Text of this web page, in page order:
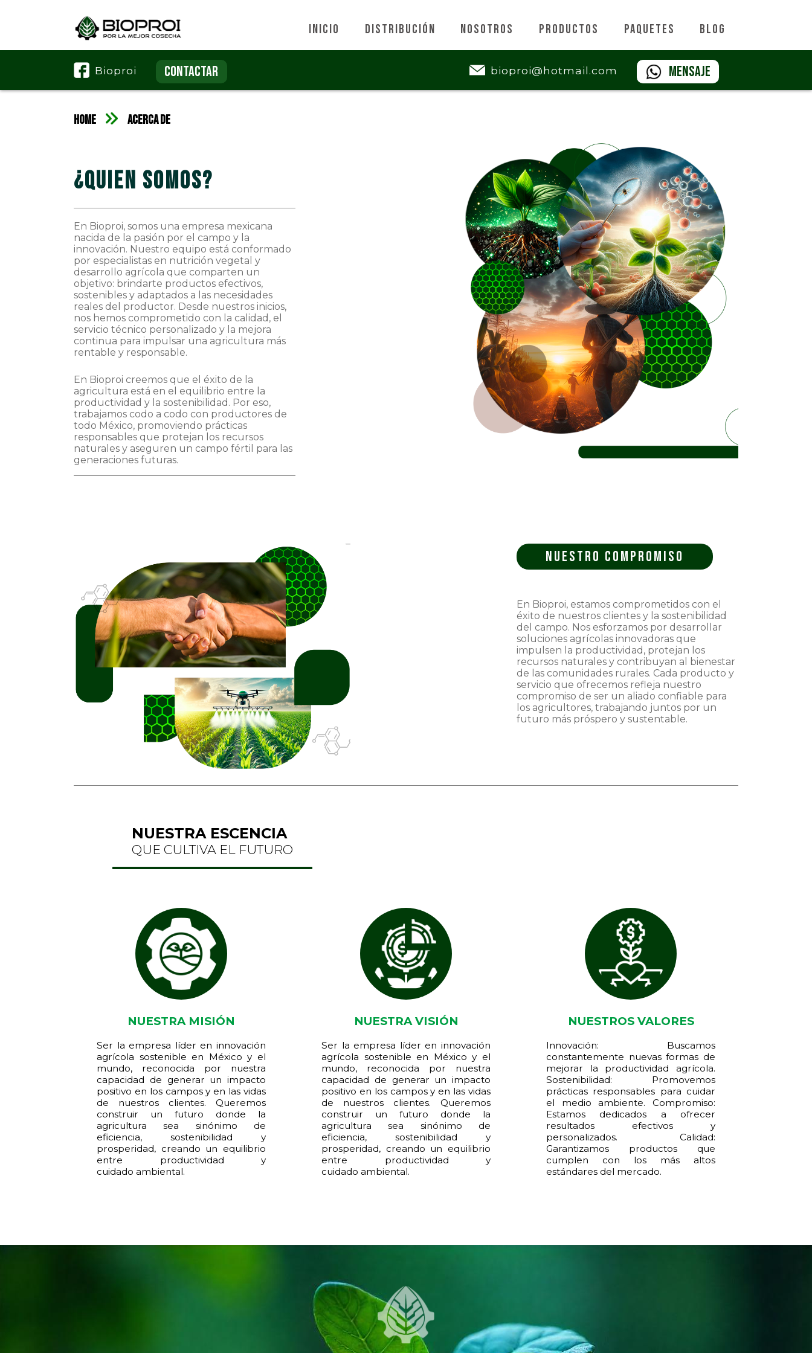
Inicio Distribución Nosotros Productos Paquetes Blog
Bioproi CONTACTAR bioproi@hotmail.com Mensaje
HOME Acerca de
¿Quien Somos?
En Bioproi, somos una empresa mexicana
nacida de la pasión por el campo y la
innovación. Nuestro equipo está conformado
por especialistas en nutrición vegetal y
desarrollo agrícola que comparten un
objetivo: brindarte productos efectivos,
sostenibles y adaptados a las necesidades
reales del productor. Desde nuestros inicios,
nos hemos comprometido con la calidad, el
servicio técnico personalizado y la mejora
continua para impulsar una agricultura más
rentable y responsable.
En Bioproi creemos que el éxito de la
agricultura está en el equilibrio entre la
productividad y la sostenibilidad. Por eso,
trabajamos codo a codo con productores de
todo México, promoviendo prácticas
responsables que protejan los recursos
naturales y aseguren un campo fértil para las
generaciones futuras.
Nuestro compromiso
En Bioproi, estamos comprometidos con el
éxito de nuestros clientes y la sostenibilidad
del campo. Nos esforzamos por desarrollar
soluciones agrícolas innovadoras que
impulsen la productividad, protejan los
recursos naturales y contribuyan al bienestar
de las comunidades rurales. Cada producto y
servicio que ofrecemos refleja nuestro
compromiso de ser un aliado confiable para
los agricultores, trabajando juntos por un
futuro más próspero y sustentable.
NUESTRA ESCENCIA
QUE CULTIVA EL FUTURO
NUESTRA MISIÓN
Ser la empresa líder en innovación
agrícola sostenible en México y el
mundo, reconocida por nuestra
capacidad de generar un impacto
positivo en los campos y en las vidas
de nuestros clientes. Queremos
construir un futuro donde la
agricultura sea sinónimo de
eficiencia, sostenibilidad y
prosperidad, creando un equilibrio
entre productividad y
cuidado ambiental.
NUESTRA VISIÓN
Ser la empresa líder en innovación
agrícola sostenible en México y el
mundo, reconocida por nuestra
capacidad de generar un impacto
positivo en los campos y en las vidas
de nuestros clientes. Queremos
construir un futuro donde la
agricultura sea sinónimo de
eficiencia, sostenibilidad y
prosperidad, creando un equilibrio
entre productividad y
cuidado ambiental.
NUESTROS VALORES
Innovación: Buscamos
constantemente nuevas formas de
mejorar la productividad agrícola.
Sostenibilidad: Promovemos
prácticas responsables para cuidar
el medio ambiente. Compromiso:
Estamos dedicados a ofrecer
resultados efectivos y
personalizados. Calidad:
Garantizamos productos que
cumplen con los más altos
estándares del mercado.